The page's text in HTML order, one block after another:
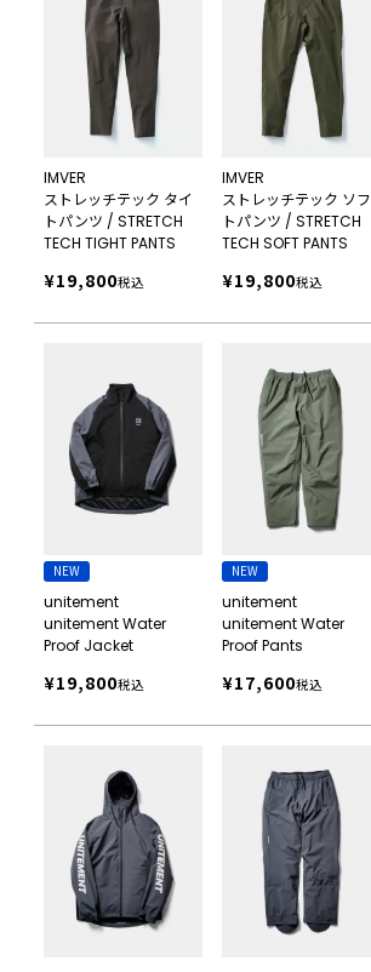
IMVER
ストレッチテック タイ
トパンツ / STRETCH
TECH TIGHT PANTS
¥19,800税込
IMVER
ストレッチテック ソフ
トパンツ / STRETCH
TECH SOFT PANTS
¥19,800税込
NEW
unitement
unitement Water
Proof Jacket
¥19,800税込
NEW
unitement
unitement Water
Proof Pants
¥17,600税込